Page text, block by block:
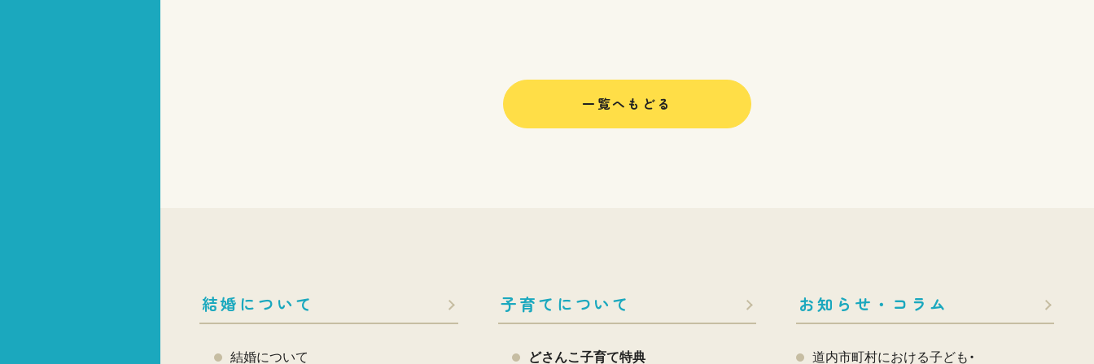
一覧へもどる
結婚について
結婚について
子育てについて
どさんこ子育て特典
お知らせ・コラム
道内市町村における子ども・